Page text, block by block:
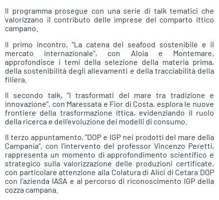
Il programma prosegue con una serie di talk tematici che
valorizzano il contributo delle imprese del comparto ittico
campano.
Il primo incontro, “La catena del seafood sostenibile e il
mercato internazionale”, con Aloia e Montemare,
approfondisce i temi della selezione della materia prima,
della sostenibilità degli allevamenti e della tracciabilità della
filiera.
Il secondo talk, “I trasformati del mare tra tradizione e
innovazione”, con Maressata e Fior di Costa, esplora le nuove
frontiere della trasformazione ittica, evidenziando il ruolo
della ricerca e dell’evoluzione dei modelli di consumo.
Il terzo appuntamento, “DOP e IGP nei prodotti del mare della
Campania”, con l’intervento del professor Vincenzo Peretti,
rappresenta un momento di approfondimento scientifico e
strategico sulla valorizzazione delle produzioni certificate,
con particolare attenzione alla Colatura di Alici di Cetara DOP
con l’azienda IASA e al percorso di riconoscimento IGP della
cozza campana.